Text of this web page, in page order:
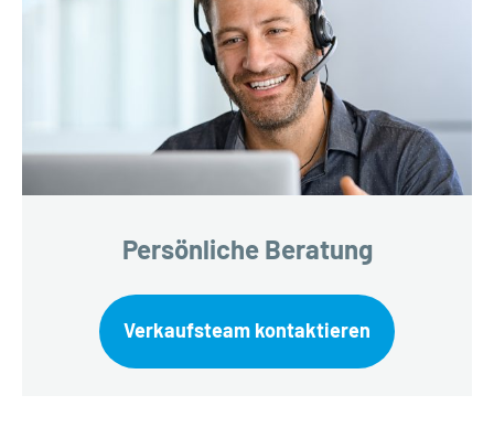
Persönliche Beratung
Verkaufsteam kontaktieren